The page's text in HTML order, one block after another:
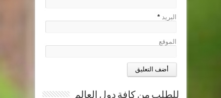
البريد *
الموقع
للطلب من كافة دول العالم